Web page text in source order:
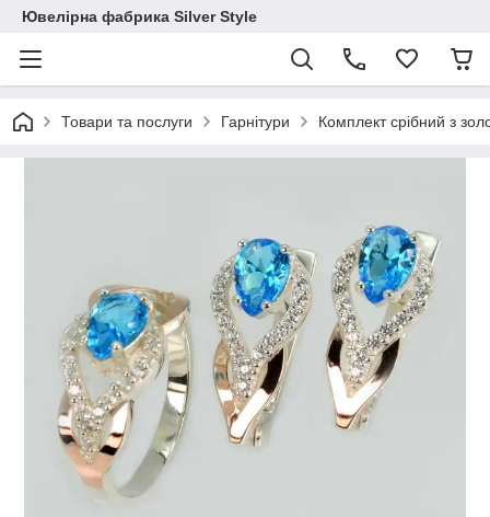
Ювелірна фабрика Silver Style
Товари та послуги Гарнітури Комплект срібний з